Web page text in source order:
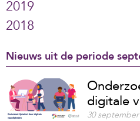
2019
2018
Nieuws uit de periode
digitale
30 september